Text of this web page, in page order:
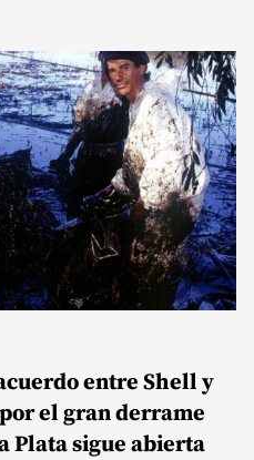
entre Shell y
el gran derrame
Plata sigue abierta